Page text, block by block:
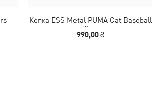
Кепка ESS Metal PUMA Cat Baseball
Cap
990,00 ₴